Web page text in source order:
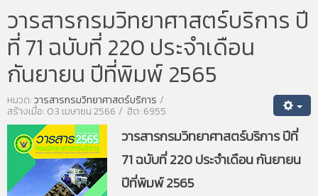
วารสารกรมวิทยาศาสตร์บริการ ปี
ที่ 71 ฉบับที่ 220 ประจำเดือน
กันยายน ปีที่พิมพ์ 2565
หมวด:วารสารกรมวิทยาศาสตร์บริการ
สร้างเมื่อ: 03 เมษายน 2566 ฮิต: 6955
วารสารกรมวิทยาศาสตร์บริการ ปีที่
71 ฉบับที่ 220 ประจำเดือน กันยายน
ปีที่พิมพ์ 2565